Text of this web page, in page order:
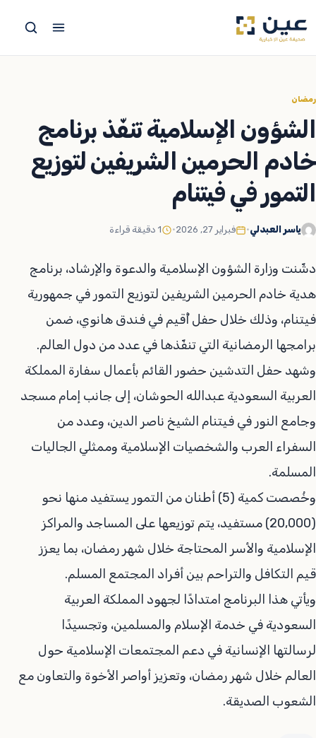
إلى
رمضان
الشؤون الإسلامية تنفّذ برنامج
خادم الحرمين الشريفين لتوزيع
التمور في فيتنام
ياسر العبدلي• فبراير 27, 2026 • 1 دقيقة قراءة
دشّنت وزارة الشؤون الإسلامية والدعوة والإرشاد، برنامج
هدية خادم الحرمين الشريفين لتوزيع التمور في جمهورية
فيتنام، وذلك خلال حفل أُقيم في فندق هانوي، ضمن
برامجها الرمضانية التي تنفّذها في عدد من دول العالم.
وشهد حفل التدشين حضور القائم بأعمال سفارة المملكة
العربية السعودية عبدالله الحوشان، إلى جانب إمام مسجد
وجامع النور في فيتنام الشيخ ناصر الدين، وعدد من
السفراء العرب والشخصيات الإسلامية وممثلي الجاليات
المسلمة.
وخُصصت كمية (5) أطنان من التمور يستفيد منها نحو
(20,000) مستفيد، يتم توزيعها على المساجد والمراكز
الإسلامية والأسر المحتاجة خلال شهر رمضان، بما يعزز
قيم التكافل والتراحم بين أفراد المجتمع المسلم.
ويأتي هذا البرنامج امتدادًا لجهود المملكة العربية
السعودية في خدمة الإسلام والمسلمين، وتجسيدًا
لرسالتها الإنسانية في دعم المجتمعات الإسلامية حول
العالم خلال شهر رمضان، وتعزيز أواصر الأخوة والتعاون مع
الشعوب الصديقة.